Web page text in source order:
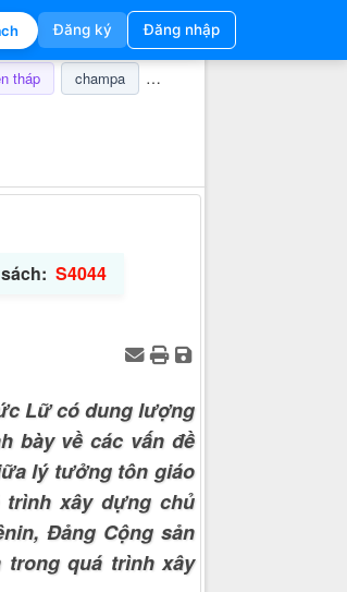
Đăng ký Đăng nhập
tháp champa nghi lễ
S4044
Lữ có dung lượng
bày về các vấn đề
lý tưởng tôn giáo
trình xây dựng chủ
Đảng Cộng sản
trong quá trình xây